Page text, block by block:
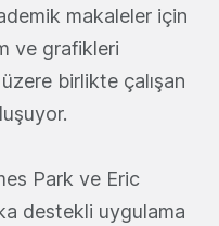
makaleler için
ve grafikleri
birlikte çalışan
Park ve Eric
destekli uygulama